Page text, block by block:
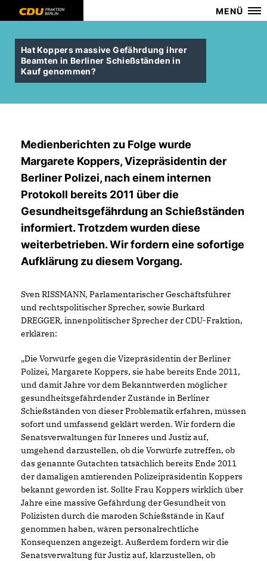
MENÜ
Hat Koppers massive Gefährdung ihrer
Beamten in Berliner Schießständen in
Kauf genommen?
Medienberichten zu Folge wurde
Margarete Koppers, Vizepräsidentin der
Berliner Polizei, nach einem internen
Protokoll bereits 2011 über die
Gesundheitsgefährdung an Schießständen
informiert. Trotzdem wurden diese
weiterbetrieben. Wir fordern eine sofortige
Aufklärung zu diesem Vorgang.
Sven RISSMANN, Parlamentarischer Geschäftsführer
und rechtspolitischer Sprecher, sowie Burkard
DREGGER, innenpolitischer Sprecher der CDU-Fraktion,
erklären:
Die Vorwürfe gegen die Vizepräsidentin der Berliner
Polizei, Margarete Koppers, sie habe bereits Ende 2011,
und damit Jahre vor dem Bekanntwerden möglicher
gesundheitsgefährdender Zustände in Berliner
Schießständen von dieser Problematik erfahren, müssen
sofort und umfassend geklärt werden. Wir fordern die
Senatsverwaltungen für Inneres und Justiz auf,
umgehend darzustellen, ob die Vorwürfe zutreffen, ob
das genannte Gutachten tatsächlich bereits Ende 2011
der damaligen amtierenden Polizeipräsidentin Koppers
bekannt geworden ist. Sollte Frau Koppers wirklich über
Jahre eine massive Gefährdung der Gesundheit von
Polizisten durch die maroden Schießstände in Kauf
genommen haben, wären personalrechtliche
Konsequenzen angezeigt. Außerdem fordern wir die
Senatsverwaltung für Justiz auf, klarzustellen, ob